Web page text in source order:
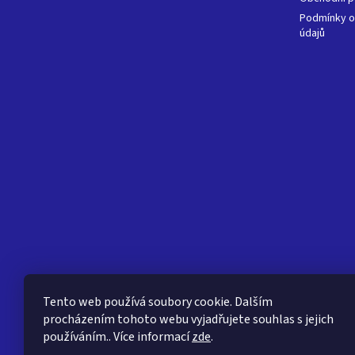
Tento web používá soubory cookie. Dalším
procházením tohoto webu vyjadřujete souhlas s jejich
používáním.. Více informacízde.
Podmínky
údajů